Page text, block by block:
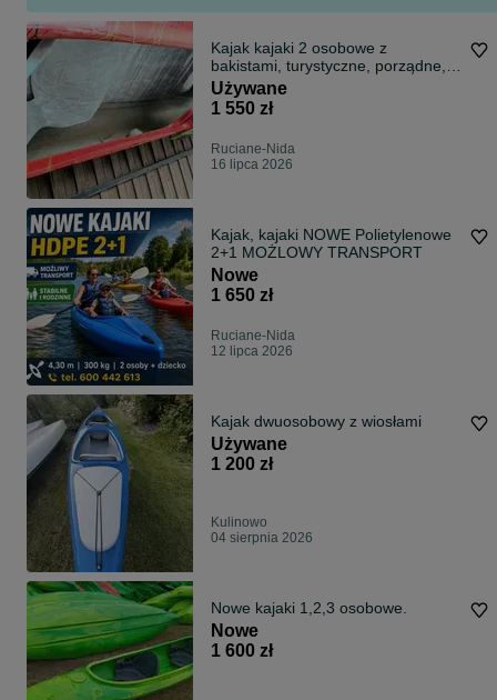
Kajak kajaki 2 osobowe z
bakistami, turystyczne, porządne,
osłony na dziobach, wygodne
krzesełka, jak nowe
Używane
1 550 zł
Ruciane-Nida
16 lipca 2026
Kajak, kajaki NOWE Polietylenowe
2+1 MOŻLOWY TRANSPORT
Nowe
1 650 zł
Ruciane-Nida
12 lipca 2026
Kajak dwuosobowy z wiosłami
Używane
1 200 zł
Kulinowo
04 sierpnia 2026
Nowe kajaki 1,2,3 osobowe.
Nowe
1 600 zł